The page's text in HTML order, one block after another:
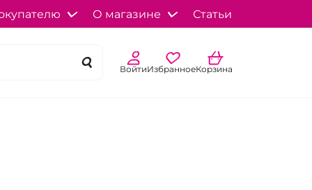
О магазине Статьи
ВойтиИзбранноеКорзина